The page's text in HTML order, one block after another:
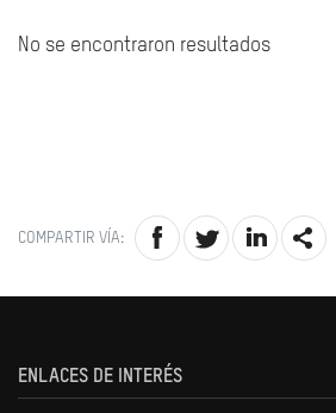
No se encontraron resultados
COMPARTIR VÍA:
ENLACES DE INTERÉS